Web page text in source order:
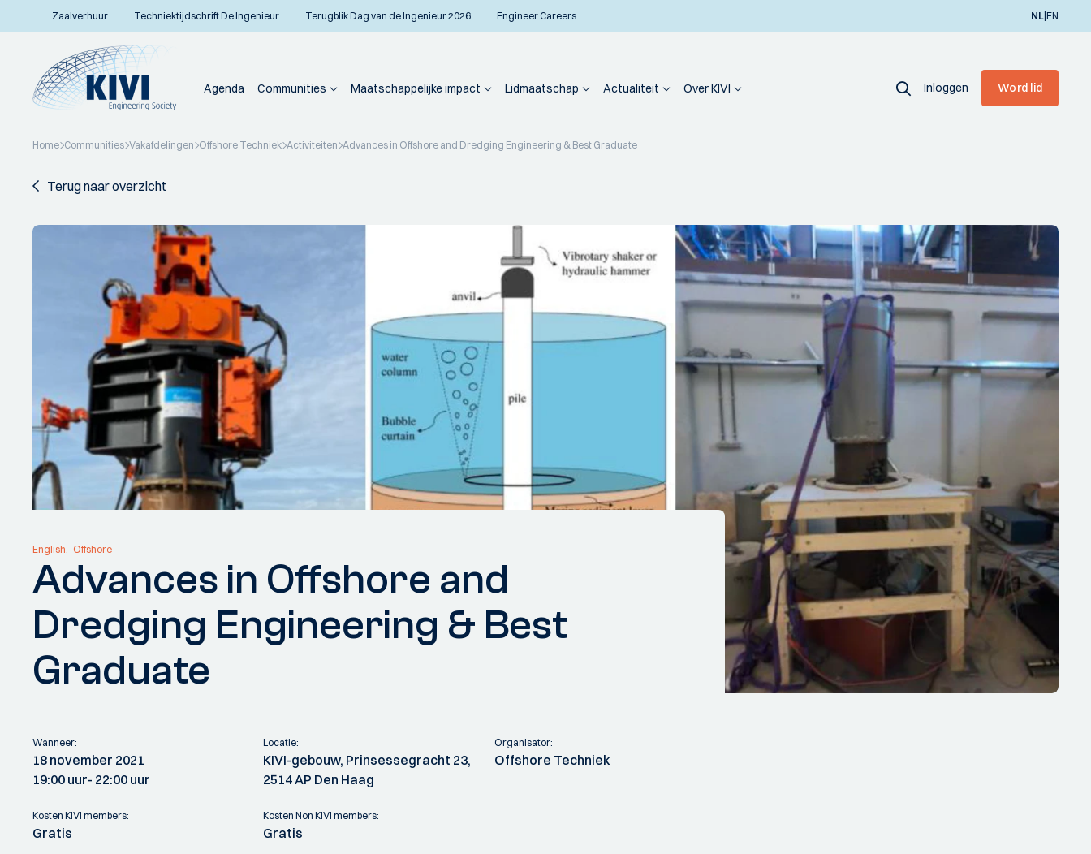
Zaalverhuur Techniektijdschrift De Ingenieur Terugblik Dag van de Ingenieur 2026 Engineer Careers NL|EN
Agenda Communities Maatschappelijke impact Lidmaatschap Actualiteit Over KIVI Inloggen Word lid
Home Communities Vakafdelingen Offshore Techniek Activiteiten Advances in Offshore and Dredging Engineering & Best Graduate
Terug naar overzicht
English Offshore
Advances in Offshore and
Dredging Engineering & Best
Graduate
Wanneer:
18 november 2021
19:00 uur- 22:00 uur
Locatie:
KIVI-gebouw, Prinsessegracht 23,
2514 AP Den Haag
Organisator:
Offshore Techniek
Kosten KIVI members:
Gratis
Kosten Non KIVI members:
Gratis